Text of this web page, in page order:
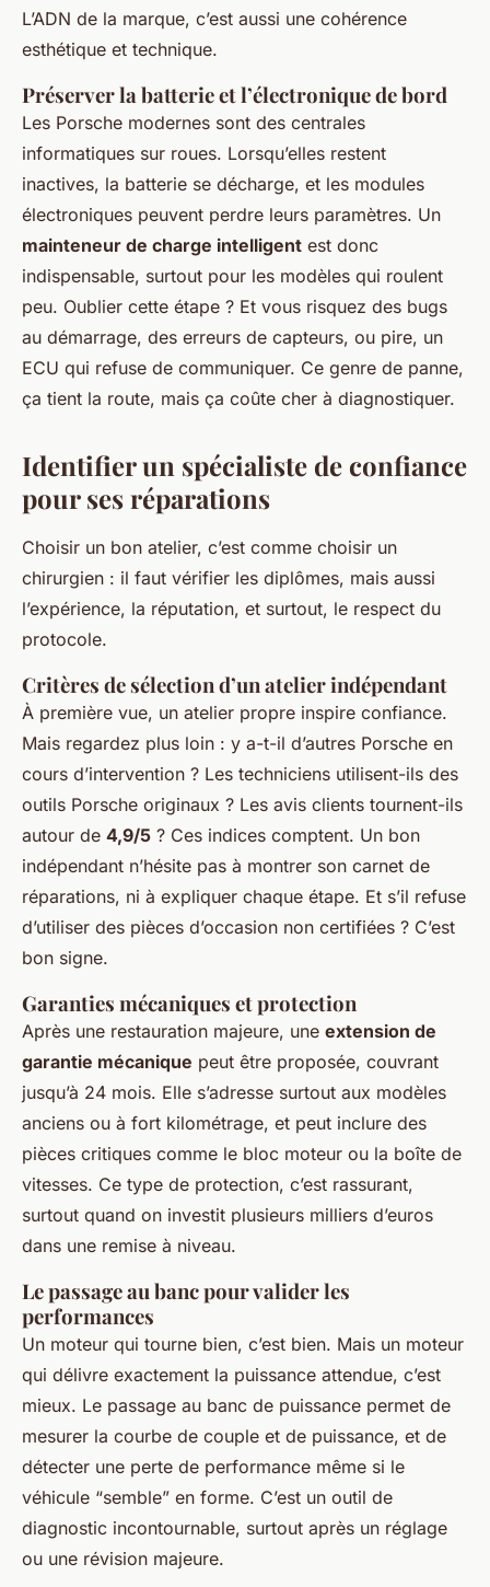
L’ADN de la marque, c’est aussi une cohérence
esthétique et technique.
Préserver la batterie et l’électronique de bord
Les Porsche modernes sont des centrales
informatiques sur roues. Lorsqu’elles restent
inactives, la batterie se décharge, et les modules
électroniques peuvent perdre leurs paramètres. Un
mainteneur de charge intelligent est donc
indispensable, surtout pour les modèles qui roulent
peu. Oublier cette étape ? Et vous risquez des bugs
au démarrage, des erreurs de capteurs, ou pire, un
ECU qui refuse de communiquer. Ce genre de panne,
ça tient la route, mais ça coûte cher à diagnostiquer.
Identifier un spécialiste de confiance
pour ses réparations
Choisir un bon atelier, c’est comme choisir un
chirurgien : il faut vérifier les diplômes, mais aussi
l’expérience, la réputation, et surtout, le respect du
protocole.
Critères de sélection d’un atelier indépendant
À première vue, un atelier propre inspire confiance.
Mais regardez plus loin : y a-t-il d’autres Porsche en
cours d’intervention ? Les techniciens utilisent-ils des
outils Porsche originaux ? Les avis clients tournent-ils
autour de 4,9/5 ? Ces indices comptent. Un bon
indépendant n’hésite pas à montrer son carnet de
réparations, ni à expliquer chaque étape. Et s’il refuse
d’utiliser des pièces d’occasion non certifiées ? C’est
bon signe.
Garanties mécaniques et protection
Après une restauration majeure, une extension de
garantie mécanique peut être proposée, couvrant
jusqu’à 24 mois. Elle s’adresse surtout aux modèles
anciens ou à fort kilométrage, et peut inclure des
pièces critiques comme le bloc moteur ou la boîte de
vitesses. Ce type de protection, c’est rassurant,
surtout quand on investit plusieurs milliers d’euros
dans une remise à niveau.
Le passage au banc pour valider les
performances
Un moteur qui tourne bien, c’est bien. Mais un moteur
qui délivre exactement la puissance attendue, c’est
mieux. Le passage au banc de puissance permet de
mesurer la courbe de couple et de puissance, et de
détecter une perte de performance même si le
véhicule “semble” en forme. C’est un outil de
diagnostic incontournable, surtout après un réglage
ou une révision majeure.